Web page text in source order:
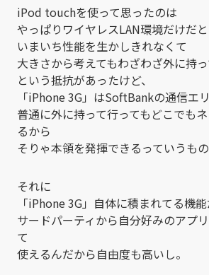
iPod touchを使って思ったのは
やっぱりワイヤレスLAN環境だけだと
いまいち性能を生かしきれなくて
大きさから考えてもわざわざ外に持
という抵抗があったけど、
「iPhone 3G」はSoftBankの通信エ
普通に外に持って行ってもどこでも
るから
そりゃ本領を発揮できるっていうもの
それに
「iPhone 3G」自体に積まれてる機
サードパーティから自分好みのアプ
て
使えるんだから自由度も高いし。